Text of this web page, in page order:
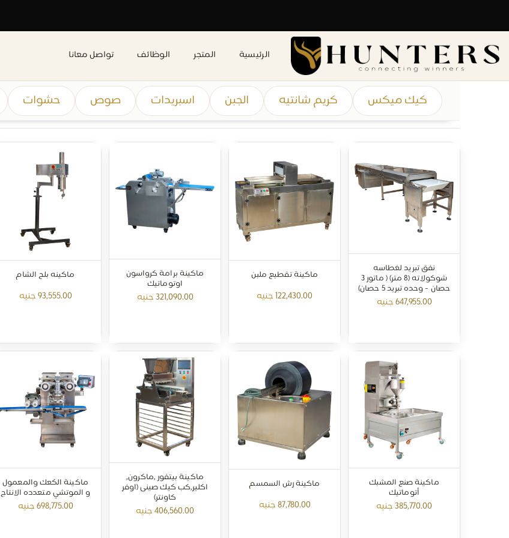
الرئيسية المتجر الوظائف تواصل معانا
كيك ميكس كريم شانتيه الجبن اسبريدات صوص حشوات
نفق تبريد لغطاسه
شوكولاته (8 متر) ( ماتور 3
حصان - وحده تبريد 5 حصان)
647,955.00جنيه
ماكينة تقطيع ملبن
122,430.00جنيه
ماكينة برامة كرواسون
اوتوماتيك
321,090.00جنيه
ماكينه بلح الشام
93,555.00جنيه
ماكينة صنع المشبك
أتوماتيك
385,770.00جنيه
ماكينة رش السمسم
87,780.00جنيه
ماكينة بيتفور ,ماكرون,
اكلير,كب كيك صينى (اوفر
كاونتر)
406,560.00جنيه
ماكينة الكعك والمعمول
و الموتشي متعدده الانتاج
698,775.00جنيه